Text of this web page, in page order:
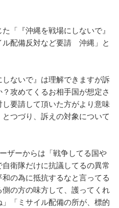
「『沖縄を戦場にしないで』
ル配備反対など要請 沖縄」と
ないで』は理解できますが訴
攻めてくるお相手国が想定さ
要請して頂いた方がより意味
つづり、訴えの対象について
ザーからは「戦争してる国や
衛隊だけに抗議してるの異常
の為に抵抗するなと言ってる
の方の味方して、護ってくれ
「ミサイル配備の所が、標的